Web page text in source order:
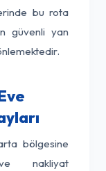
bu rota
güvenli yan
bölgesine
nakliyat